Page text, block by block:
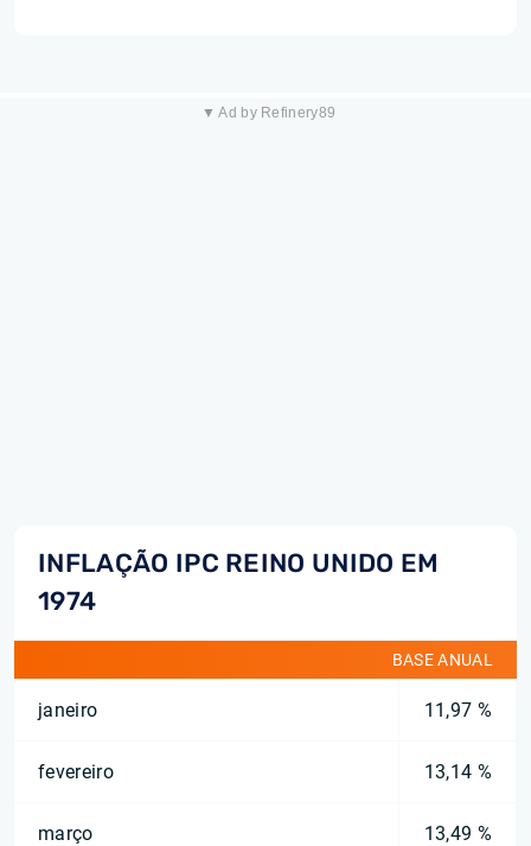
▼ Ad by Refinery89
INFLAÇÃO IPC REINO UNIDO EM
1974
BASE ANUAL
janeiro 11,97 %
fevereiro 13,14 %
março 13,49 %